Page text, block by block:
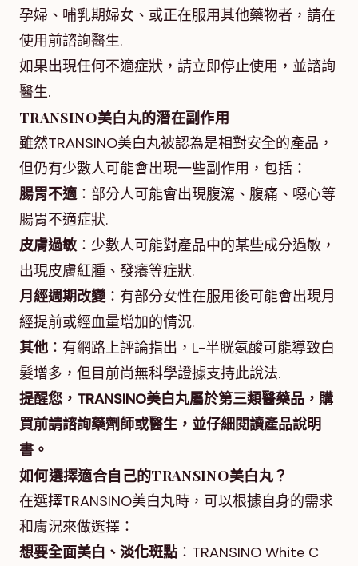
孕婦、哺乳期婦女、或正在服用其他藥物者，請在
使用前諮詢醫生.
如果出現任何不適症狀，請立即停止使用，並諮詢
醫生.
TRANSINO美白丸的潛在副作用
雖然TRANSINO美白丸被認為是相對安全的產品，
但仍有少數人可能會出現一些副作用，包括：
腸胃不適：部分人可能會出現腹瀉、腹痛、噁心等
腸胃不適症狀.
皮膚過敏：少數人可能對產品中的某些成分過敏，
出現皮膚紅腫、發癢等症狀.
月經週期改變：有部分女性在服用後可能會出現月
經提前或經血量增加的情況.
其他 ：有網路上評論指出，L-半胱氨酸可能導致白
髮增多，但目前尚無科學證據支持此說法.
提醒您，TRANSINO美白丸屬於第三類醫藥品，購
買前請諮詢藥劑師或醫生，並仔細閱讀產品說明
書。
如何選擇適合自己的TRANSINO美白丸？
在選擇TRANSINO美白丸時，可以根據自身的需求
和膚況來做選擇：
想要全面美白、淡化斑點 ：TRANSINO White C